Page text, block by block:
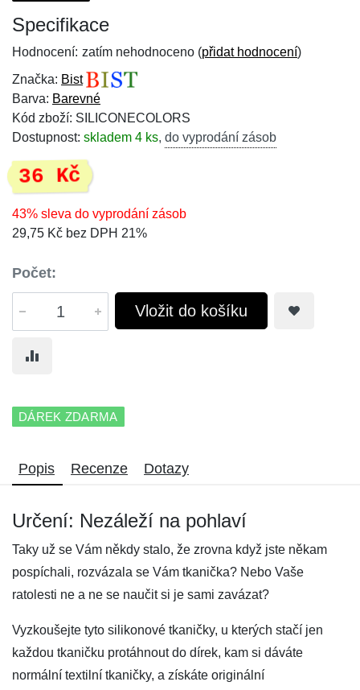
Specifikace
Hodnocení: zatím nehodnoceno (přidat hodnocení)
Značka: Bist
Barva: Barevné
Kód zboží: SILICONECOLORS
Dostupnost: skladem 4 ks, do vyprodání zásob
36 Kč
43% sleva do vyprodání zásob
29,75 Kč bez DPH 21%
Počet:
Vložit do košíku
DÁREK ZDARMA
Popis Recenze Dotazy
Určení: Nezáleží na pohlaví
Taky už se Vám někdy stalo, že zrovna když jste někam
pospíchali, rozvázala se Vám tkanička? Nebo Vaše
ratolesti ne a ne se naučit si je sami zavázat?
Vyzkoušejte tyto silikonové tkaničky, u kterých stačí jen
každou tkaničku protáhnout do dírek, kam si dáváte
normální textilní tkaničky, a získáte originální